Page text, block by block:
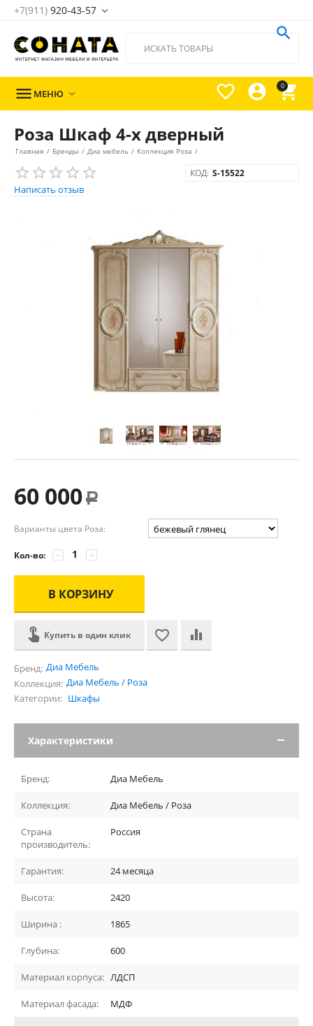
+7(911) 920-43-57 
0




 МЕНЮ 
Роза Шкаф 4-х дверный
Главная / Бренды / Диа мебель / Коллекция Роза /
Написать отзыв
КОД: S-15522
60 000 Р
Варианты цвета Роза:
Кол-во: +
−
В КОРЗИНУ
Купить в один клик
Бренд: Диа Мебель
Коллекция: Диа Мебель / Роза
Категории: Шкафы
Характеристики
Бренд: Диа Мебель
Коллекция: Диа Мебель / Роза
Страна
производитель:
Россия
Гарантия: 24 месяца
Высота: 2420
Ширина : 1865
Глубина: 600
Материал корпуса: ЛДСП
Материал фасада: МДФ